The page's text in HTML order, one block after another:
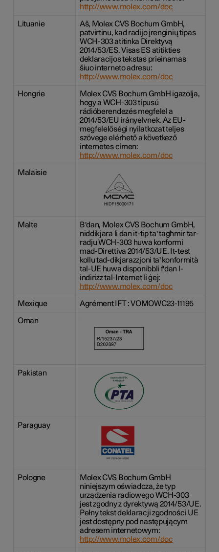
http://www.molex.com/doc
Lituanie
Aš, Molex CVS Bochum GmbH,
patvirtinu, kad radijo įrenginių tipas
WCH-303 atitinka Direktyvą
2014/53/ES. Visas ES atitikties
deklaracijos tekstas prieinamas
šiuo interneto adresu:
http://www.molex.com/doc
Hongrie
Molex CVS Bochum GmbH igazolja,
hogy a WCH-303 típusú
rádióberendezés megfelel a
2014/53/EU irányelvnek. Az EU-
megfelelőségi nyilatkozat teljes
szövege elérhető a következő
internetes címen:
http://www.molex.com/doc
Malaisie
Malte
B'dan, Molex CVS Bochum GmbH,
niddikjara li dan it-tip ta' tagħmir tar-
radju WCH-303 huwa konformi
mad-Direttiva 2014/53/UE. It-test
kollu tad-dikjarazzjoni ta' konformità
tal-UE huwa disponibbli f'dan l-
indirizz tal-Internet li ġej:
http://www.molex.com/doc
Mexique Agrément IFT : VOMOWC23-11195
Oman
Pakistan
Paraguay
Pologne
Molex CVS Bochum GmbH
niniejszym oświadcza, że typ
urządzenia radiowego WCH-303
jest zgodny z dyrektywą 2014/53/UE.
Pełny tekst deklaracji zgodności UE
jest dostępny pod następującym
adresem internetowym:
http://www.molex.com/doc